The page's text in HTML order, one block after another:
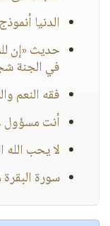
الدنيا أنموذج
حديث «إن
في الجنة
فقه النعم
أنت
لا يحب الله
سورة البقرة من الأية